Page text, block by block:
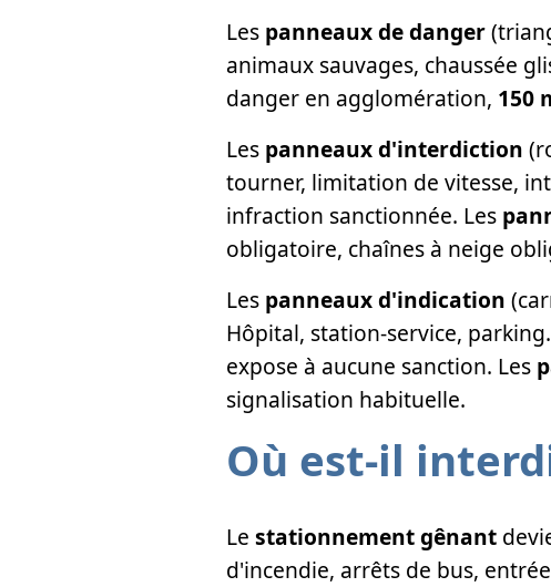
Les panneaux de danger
animaux sauvages, chaussée
danger en agglomération, 150
Les panneaux d'interdiction
tourner, limitation de vitesse,
infraction sanctionnée. Les
obligatoire, chaînes à neige
Les panneaux d'indication
Hôpital, station-service,
expose à aucune sanction. Les
signalisation habituelle.
Où est-il
Le stationnement gênant
d'incendie, arrêts de bus,